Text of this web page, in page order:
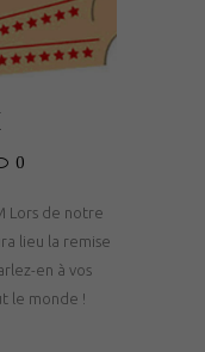
0
Lors de notre
lieu la remise
en à vos
le monde !